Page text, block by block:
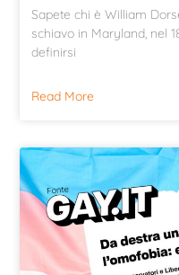
Sapete chi è William
schiavo in Maryland, nel
definirsi
Read More